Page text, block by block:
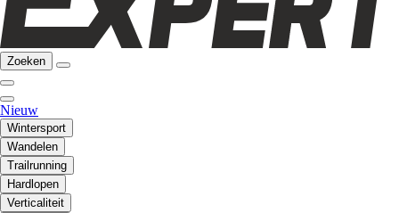
Zoeken
Nieuw
Wintersport
Wandelen
Trailrunning
Hardlopen
Verticaliteit